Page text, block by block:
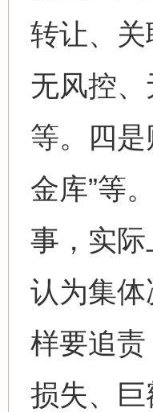
转让、
无风控
等。四
金库”等
事，实
认为集
样要追
损失、